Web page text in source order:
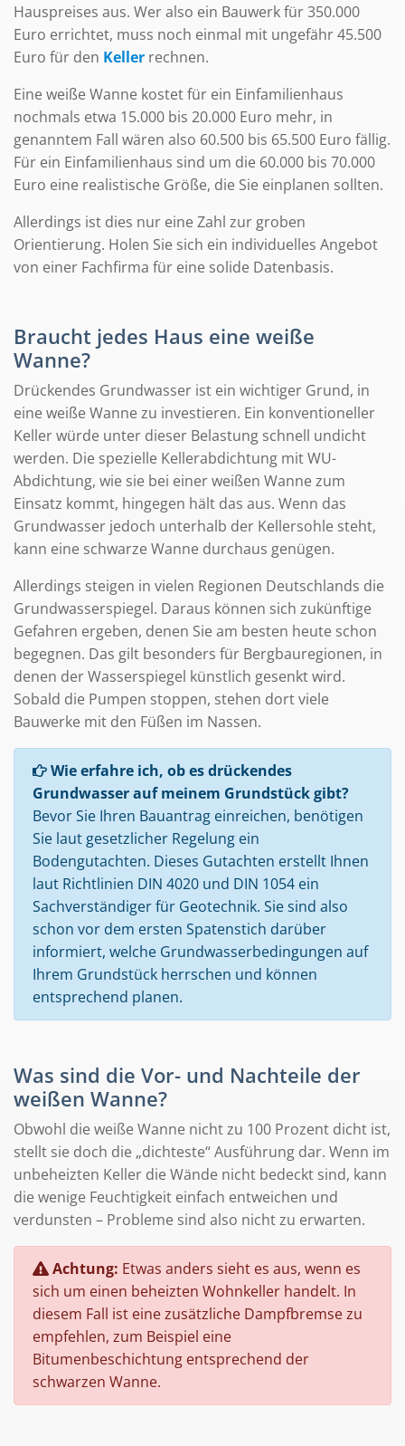
Hauspreises aus. Wer also ein Bauwerk für 350.000
Euro errichtet, muss noch einmal mit ungefähr 45.500
Euro für den Keller rechnen.
Eine weiße Wanne kostet für ein Einfamilienhaus
nochmals etwa 15.000 bis 20.000 Euro mehr, in
genanntem Fall wären also 60.500 bis 65.500 Euro fällig.
Für ein Einfamilienhaus sind um die 60.000 bis 70.000
Euro eine realistische Größe, die Sie einplanen sollten.
Allerdings ist dies nur eine Zahl zur groben
Orientierung. Holen Sie sich ein individuelles Angebot
von einer Fachfirma für eine solide Datenbasis.
Braucht jedes Haus eine weiße
Wanne?
Drückendes Grundwasser ist ein wichtiger Grund, in
eine weiße Wanne zu investieren. Ein konventioneller
Keller würde unter dieser Belastung schnell undicht
werden. Die spezielle Kellerabdichtung mit WU-
Abdichtung, wie sie bei einer weißen Wanne zum
Einsatz kommt, hingegen hält das aus. Wenn das
Grundwasser jedoch unterhalb der Kellersohle steht,
kann eine schwarze Wanne durchaus genügen.
Allerdings steigen in vielen Regionen Deutschlands die
Grundwasserspiegel. Daraus können sich zukünftige
Gefahren ergeben, denen Sie am besten heute schon
begegnen. Das gilt besonders für Bergbauregionen, in
denen der Wasserspiegel künstlich gesenkt wird.
Sobald die Pumpen stoppen, stehen dort viele
Bauwerke mit den Füßen im Nassen.
Wie erfahre ich, ob es drückendes
Grundwasser auf meinem Grundstück gibt?
Bevor Sie Ihren Bauantrag einreichen, benötigen
Sie laut gesetzlicher Regelung ein
Bodengutachten. Dieses Gutachten erstellt Ihnen
laut Richtlinien DIN 4020 und DIN 1054 ein
Sachverständiger für Geotechnik. Sie sind also
schon vor dem ersten Spatenstich darüber
informiert, welche Grundwasserbedingungen auf
Ihrem Grundstück herrschen und können
entsprechend planen.
Was sind die Vor- und Nachteile der
weißen Wanne?
Obwohl die weiße Wanne nicht zu 100 Prozent dicht ist,
stellt sie doch die „dichteste“ Ausführung dar. Wenn im
unbeheizten Keller die Wände nicht bedeckt sind, kann
die wenige Feuchtigkeit einfach entweichen und
verdunsten – Probleme sind also nicht zu erwarten.
Achtung: Etwas anders sieht es aus, wenn es
sich um einen beheizten Wohnkeller handelt. In
diesem Fall ist eine zusätzliche Dampfbremse zu
empfehlen, zum Beispiel eine
Bitumenbeschichtung entsprechend der
schwarzen Wanne.